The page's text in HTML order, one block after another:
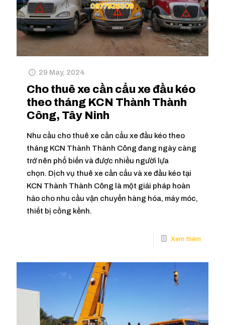
29 May, 2024
Cho thuê xe cần cẩu xe đầu kéo
theo tháng KCN Thành Thành
Công, Tây Ninh
Nhu cầu cho thuê xe cần cẩu xe đầu kéo theo
tháng KCN Thành Thành Công đang ngày càng
trở nên phổ biến và được nhiều người lựa
chọn. Dịch vụ thuê xe cần cẩu và xe đầu kéo tại
KCN Thành Thành Công là một giải pháp hoàn
hảo cho nhu cầu vận chuyển hàng hóa, máy móc,
thiết bị cồng kềnh.